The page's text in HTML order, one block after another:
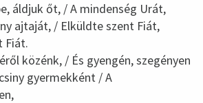
áldjuk őt, / A mindenség Urát,
ajtaját, / Elküldte szent Fiát,
Fiát.
közénk, / És gyengén, szegényen
gyermekként / A